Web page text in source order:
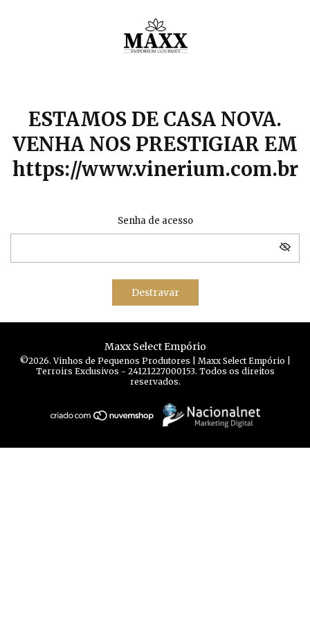
ESTAMOS DE CASA NOVA.
VENHA NOS PRESTIGIAR EM
https://www.vinerium.com.br
Senha de acesso
Destravar
Maxx Select Empório
©2026. Vinhos de Pequenos Produtores | Maxx Select Empório |
Terroirs Exclusivos - 24121227000153. Todos os direitos
reservados.